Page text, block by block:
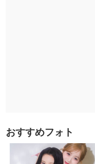
おすすめフォト